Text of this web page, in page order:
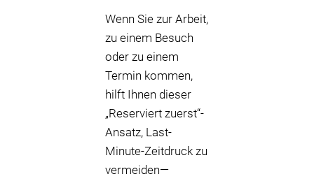
Wenn Sie zur Arbeit,
zu einem Besuch
oder zu einem
Termin kommen,
hilft Ihnen dieser
„Reserviert zuerst“-
Ansatz, Last-
Minute-Zeitdruck zu
vermeiden—